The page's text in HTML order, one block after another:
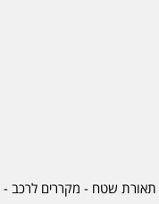
תאורת שטח - מקררים לרכב -